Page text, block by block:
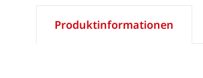
Produktinformationen